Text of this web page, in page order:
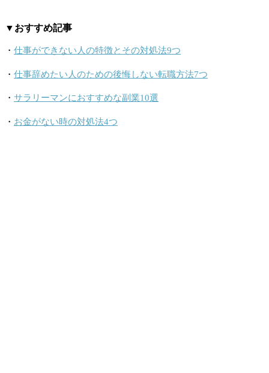
▼おすすめ記事
・ 仕事ができない人の特徴とその対処法9つ
・ 仕事辞めたい人のための後悔しない転職方法7つ
・ サラリーマンにおすすめな副業10選
・ お金がない時の対処法4つ